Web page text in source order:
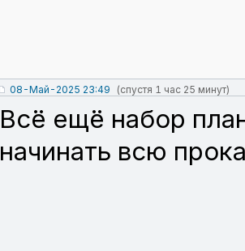
08-Май-2025 23:49 (спустя 1 час 25 минут)
Всё ещё набор
начинать всю